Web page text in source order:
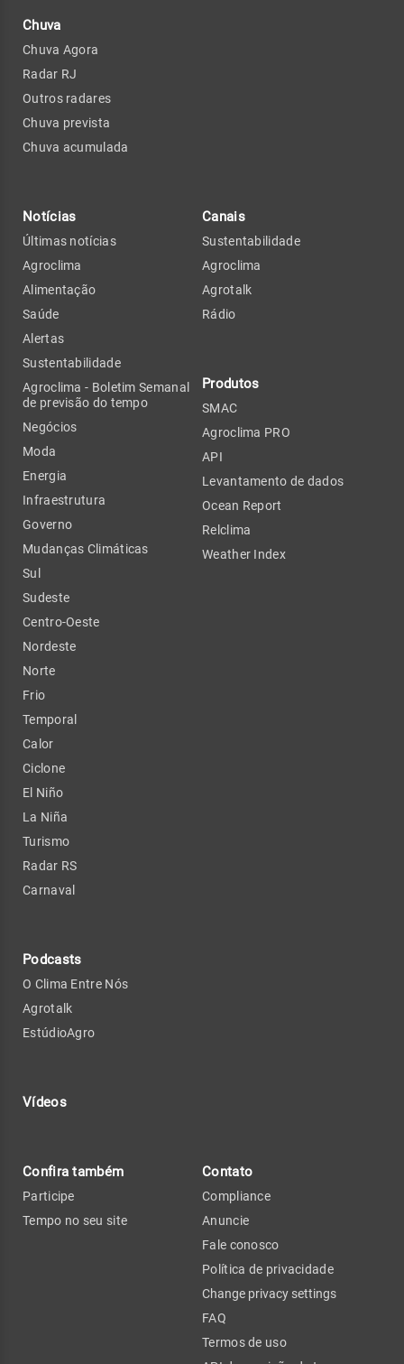
Chuva
Chuva Agora
Radar RJ
Outros radares
Chuva prevista
Chuva acumulada
Notícias
Últimas notícias
Agroclima
Alimentação
Saúde
Alertas
Sustentabilidade
Agroclima - Boletim Semanal
de previsão do tempo
Negócios
Moda
Energia
Infraestrutura
Governo
Mudanças Climáticas
Sul
Sudeste
Centro-Oeste
Nordeste
Norte
Frio
Temporal
Calor
Ciclone
El Niño
La Niña
Turismo
Radar RS
Carnaval
Podcasts
O Clima Entre Nós
Agrotalk
EstúdioAgro
Vídeos
Canais
Sustentabilidade
Agroclima
Agrotalk
Rádio
Produtos
SMAC
Agroclima PRO
API
Levantamento de dados
Ocean Report
Relclima
Weather Index
Confira também
Participe
Tempo no seu site
Contato
Compliance
Anuncie
Fale conosco
Política de privacidade
Change privacy settings
FAQ
Termos de uso